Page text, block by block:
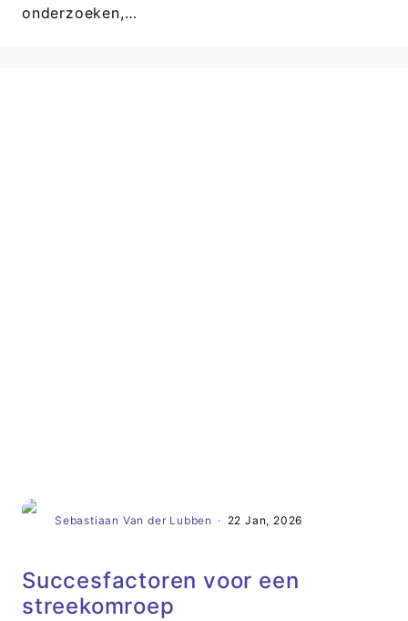
onderzoeken,…
Sebastiaan Van der Lubben · 22 Jan, 2026
Succesfactoren voor een
streekomroep